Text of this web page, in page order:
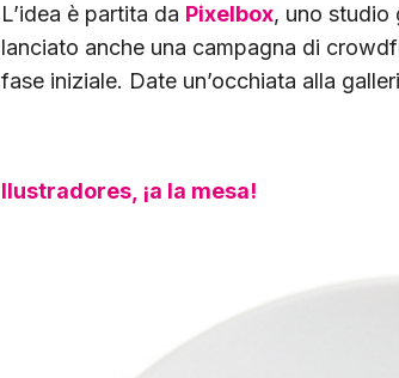
L’idea è partita da Pixelbox, uno studio
lanciato anche una campagna di
fase iniziale. Date un’occhiata alla
Ilustradores, ¡a la mesa!